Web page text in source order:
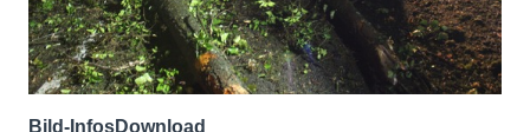
Bild-InfosDownload